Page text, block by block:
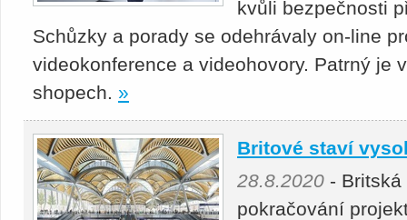
kvůli bezpečnosti
Schůzky a porady se odehrávaly on-line
videokonference a videohovory. Patrný je
shopech. »
Britové staví
28.8.2020 -
pokračování